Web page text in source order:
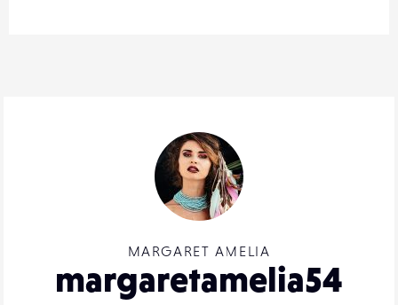
MARGARET AMELIA
margaretamelia54